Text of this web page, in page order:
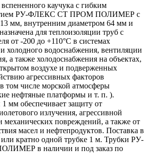
каучука с гибким
РУ-ФЛЕКС СТ ПРОМ ПОЛИМЕР с
мм, внутренним диаметром 64 мм и
для теплоизоляции труб с
от -200 до +110°С в системах
холодного водоснабжения, вентиляции
а также холодоснабжения на объектах,
воздухе и подверженных
агрессивных факторов
том числе морской атмосферы
нефтяные платформы и т. п. ).
мм обеспечивает защиту от
излучения, агрессивной
повреждений, а также от
масел и нефтепродуктов. Поставка в
кратно одной трубке 1 м. Трубки РУ-
в наличии и под заказ по